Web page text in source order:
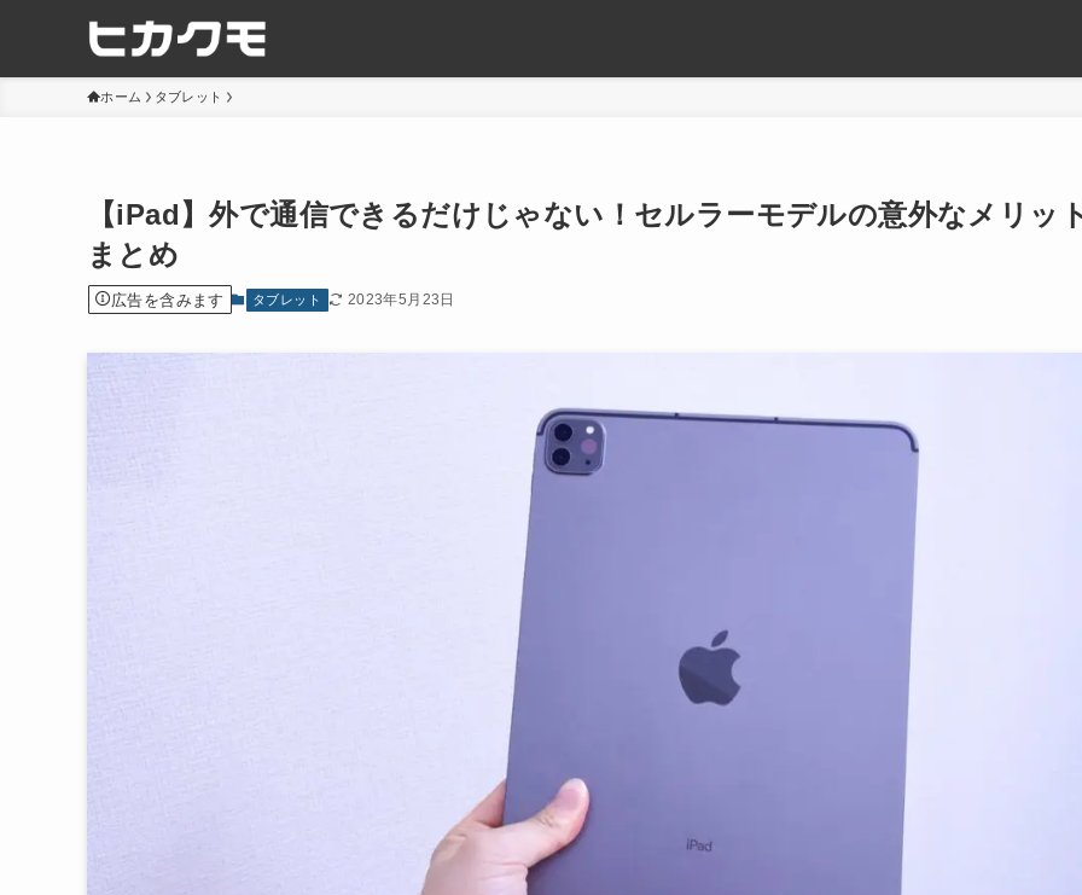
ホーム タブレット
【iPad】外で通信できるだけじゃない！セルラーモデルの意外なメリッ
まとめ
広告を含みます タブレット 2023年5月23日